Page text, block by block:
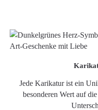
Jede Karikatur ist ein
besonderen Wert auf